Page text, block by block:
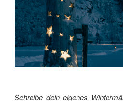
Schreibe dein eigenes